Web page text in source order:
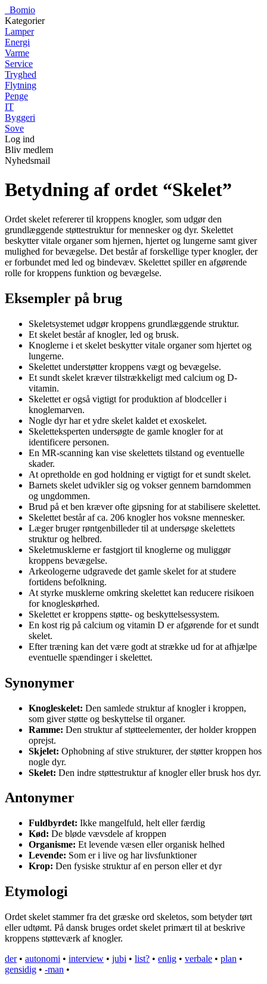
Bomio
Kategorier
Lamper
Energi
Varme
Service
Tryghed
Flytning
Penge
IT
Byggeri
Sove
Log ind
Bliv medlem
Nyhedsmail
Betydning af ordet “Skelet”
Ordet skelet refererer til kroppens knogler, som udgør den
grundlæggende støttestruktur for mennesker og dyr. Skelettet
beskytter vitale organer som hjernen, hjertet og lungerne samt giver
mulighed for bevægelse. Det består af forskellige typer knogler, der
er forbundet med led og bindevæv. Skelettet spiller en afgørende
rolle for kroppens funktion og bevægelse.
Eksempler på brug
Skeletsystemet udgør kroppens grundlæggende struktur.
Et skelet består af knogler, led og brusk.
Knoglerne i et skelet beskytter vitale organer som hjertet og
lungerne.
Skelettet understøtter kroppens vægt og bevægelse.
Et sundt skelet kræver tilstrækkeligt med calcium og D-
vitamin.
Skelettet er også vigtigt for produktion af blodceller i
knoglemarven.
Nogle dyr har et ydre skelet kaldet et exoskelet.
Skeletteksperten undersøgte de gamle knogler for at
identificere personen.
En MR-scanning kan vise skelettets tilstand og eventuelle
skader.
At opretholde en god holdning er vigtigt for et sundt skelet.
Barnets skelet udvikler sig og vokser gennem barndommen
og ungdommen.
Brud på et ben kræver ofte gipsning for at stabilisere skelettet.
Skelettet består af ca. 206 knogler hos voksne mennesker.
Læger bruger røntgenbilleder til at undersøge skelettets
struktur og helbred.
Skeletmusklerne er fastgjort til knoglerne og muliggør
kroppens bevægelse.
Arkeologerne udgravede det gamle skelet for at studere
fortidens befolkning.
At styrke musklerne omkring skelettet kan reducere risikoen
for knogleskørhed.
Skelettet er kroppens støtte- og beskyttelsessystem.
En kost rig på calcium og vitamin D er afgørende for et sundt
skelet.
Efter træning kan det være godt at strække ud for at afhjælpe
eventuelle spændinger i skelettet.
Synonymer
Knogleskelet: Den samlede struktur af knogler i kroppen,
som giver støtte og beskyttelse til organer.
Ramme: Den struktur af støtteelementer, der holder kroppen
oprejst.
Skjelet: Ophobning af stive strukturer, der støtter kroppen hos
nogle dyr.
Skelet: Den indre støttestruktur af knogler eller brusk hos dyr.
Antonymer
Fuldbyrdet: Ikke mangelfuld, helt eller færdig
Kød: De bløde vævsdele af kroppen
Organisme: Et levende væsen eller organisk helhed
Levende: Som er i live og har livsfunktioner
Krop: Den fysiske struktur af en person eller et dyr
Etymologi
Ordet skelet stammer fra det græske ord skeletos, som betyder tørt
eller udtømt. På dansk bruges ordet skelet primært til at beskrive
kroppens støtteværk af knogler.
der• autonomi • interview • jubi • list? • enlig • verbale • plan •
gensidig • -man •